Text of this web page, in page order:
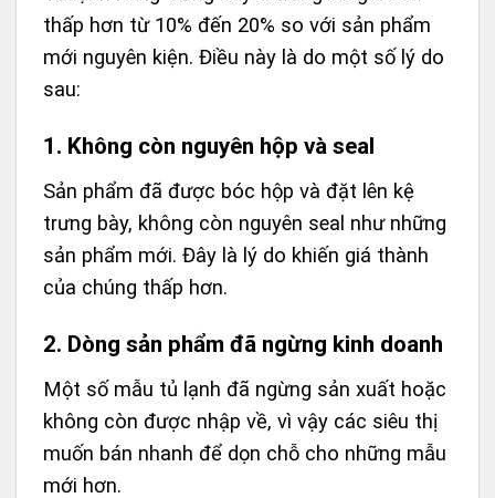
thấp hơn từ 10% đến 20% so với sản phẩm
mới nguyên kiện. Điều này là do một số lý do
sau:
1. Không còn nguyên hộp và seal
Sản phẩm đã được bóc hộp và đặt lên kệ
trưng bày, không còn nguyên seal như những
sản phẩm mới. Đây là lý do khiến giá thành
của chúng thấp hơn.
2. Dòng sản phẩm đã ngừng kinh doanh
Một số mẫu tủ lạnh đã ngừng sản xuất hoặc
không còn được nhập về, vì vậy các siêu thị
muốn bán nhanh để dọn chỗ cho những mẫu
mới hơn.